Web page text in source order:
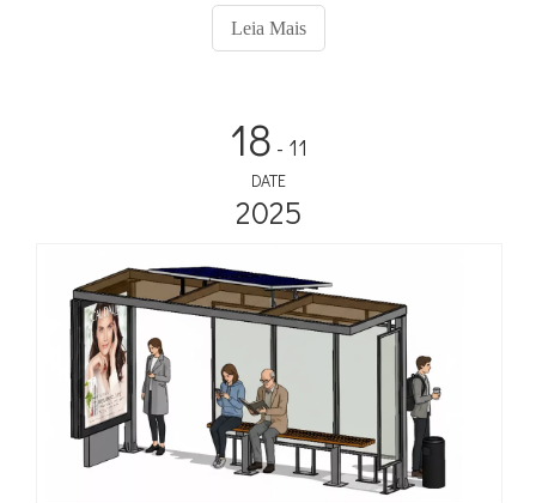
Signage – ideal para escritórios, hotéis e apartamentos.
Leia Mais
18 - 11
DATE
2025